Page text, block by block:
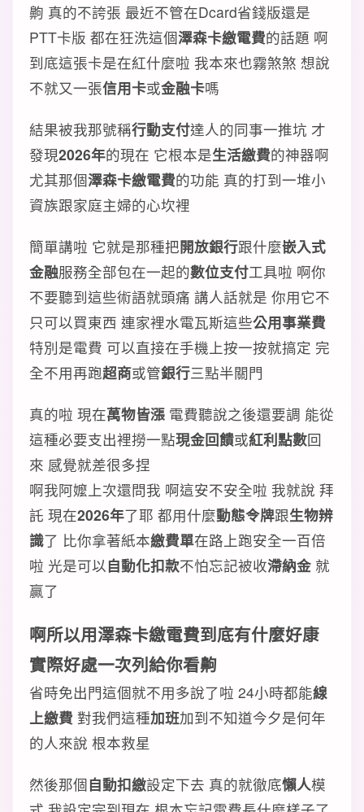
齁 真的不誇張 最近不管在Dcard省錢版還是
PTT卡版 都在狂洗這個澤森卡繳電費的話題 啊
到底這張卡是在紅什麼啦 我本來也霧煞煞 想說
不就又一張信用卡或金融卡嗎
結果被我那號稱行動支付達人的同事一推坑 才
發現2026年的現在 它根本是生活繳費的神器啊
尤其那個澤森卡繳電費的功能 真的打到一堆小
資族跟家庭主婦的心坎裡
簡單講啦 它就是那種把開放銀行跟什麼嵌入式
金融服務全部包在一起的數位支付工具啦 啊你
不要聽到這些術語就頭痛 講人話就是 你用它不
只可以買東西 連家裡水電瓦斯這些公用事業費
特別是電費 可以直接在手機上按一按就搞定 完
全不用再跑超商或管銀行三點半關門
真的啦 現在萬物皆漲 電費聽說之後還要調 能從
這種必要支出裡撈一點現金回饋或紅利點數回
來 感覺就差很多捏
啊我阿嬤上次還問我 啊這安不安全啦 我就說 拜
託 現在2026年了耶 都用什麼動態令牌跟生物辨
識了 比你拿著紙本繳費單在路上跑安全一百倍
啦 光是可以自動化扣款不怕忘記被收滯納金 就
贏了
啊所以用澤森卡繳電費到底有什麼好康
實際好處一次列給你看齁
省時免出門這個就不用多說了啦 24小時都能線
上繳費 對我們這種加班加到不知道今夕是何年
的人來說 根本救星
然後那個自動扣繳設定下去 真的就徹底懶人模